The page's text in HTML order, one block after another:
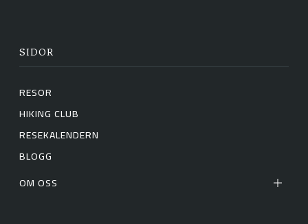
SIDOR
RESOR
HIKING CLUB
RESEKALENDERN
BLOGG
OM OSS